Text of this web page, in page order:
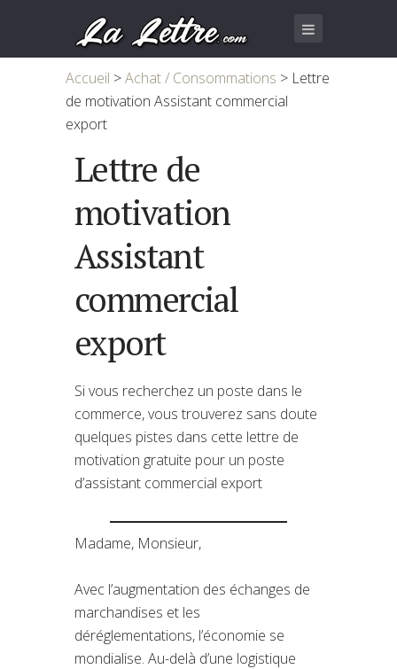
Accueil >Achat / Consommations > Lettre
de motivation Assistant commercial
export
Lettre de
motivation
Assistant
commercial
export
Si vous recherchez un poste dans le
commerce, vous trouverez sans doute
quelques pistes dans cette lettre de
motivation gratuite pour un poste
d’assistant commercial export
Madame, Monsieur,
Avec l’augmentation des échanges de
marchandises et les
déréglementations, l’économie se
mondialise. Au-delà d’une logistique